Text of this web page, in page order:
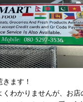
ます！
くわかりませんが、お店